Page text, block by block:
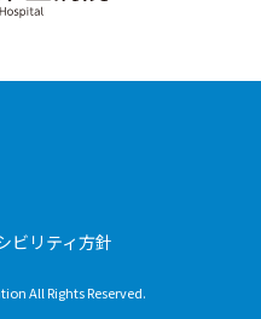
ビリティ方針
All Rights Reserved.